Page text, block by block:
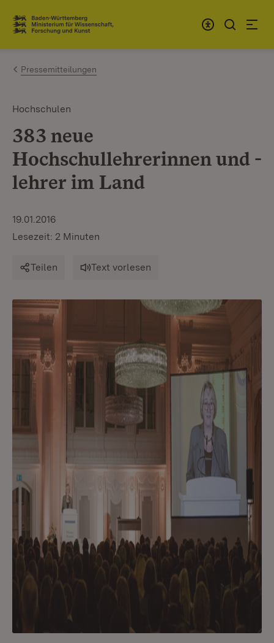
Zum Inhalt springen
Link zur Startseite
Pressemitteilungen
Hochschulen
383 neue
Hochschullehrerinnen und -
lehrer im Land
19.01.2016
Lesezeit: 2 Minuten
Teilen Text vorlesen